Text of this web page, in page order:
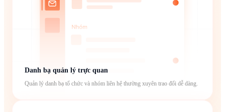
Danh bạ quản lý trực quan
Quản lý danh bạ tổ chức và nhóm liên hệ thường xuyên trao đổi dễ dàng.